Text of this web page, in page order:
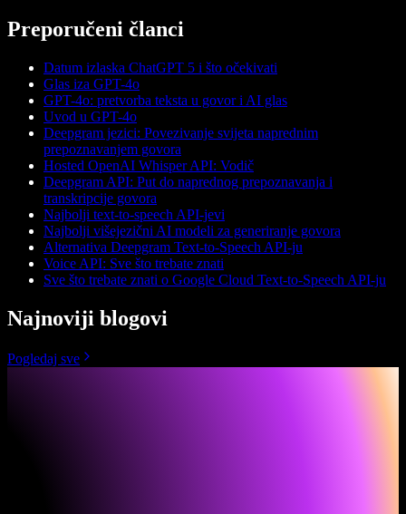
Preporučeni članci
Datum izlaska ChatGPT 5 i što očekivati
Glas iza GPT-4o
GPT-4o: pretvorba teksta u govor i AI glas
Uvod u GPT-4o
Deepgram jezici: Povezivanje svijeta naprednim
prepoznavanjem govora
Hosted OpenAI Whisper API: Vodič
Deepgram API: Put do naprednog prepoznavanja i
transkripcije govora
Najbolji text-to-speech API-jevi
Najbolji višejezični AI modeli za generiranje govora
Alternativa Deepgram Text-to-Speech API-ju
Voice API: Sve što trebate znati
Sve što trebate znati o Google Cloud Text-to-Speech API-ju
Najnoviji blogovi
Pogledaj sve